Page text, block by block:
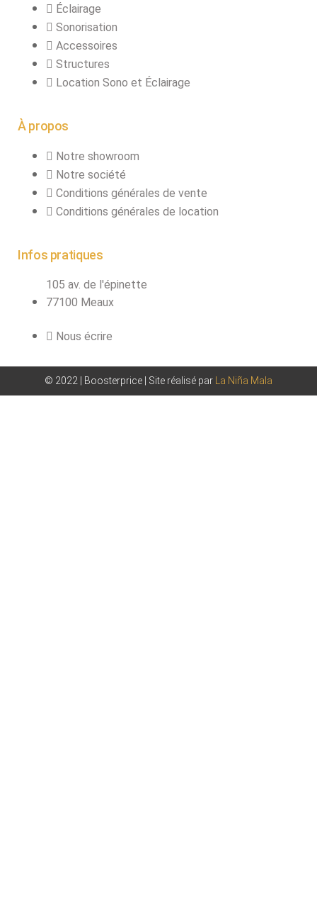
connecteurs
Structures, ponts
et pieds
Structure pro alu
X
Éclairage
Sonorisation
Accessoires
Structures
Location Sono et Éclairage
À propos
Notre showroom
Notre société
Conditions générales de vente
Conditions générales de location
Infos pratiques
105 av. de l'épinette
77100 Meaux
Nous écrire
© 2022 | Boosterprice | Site réalisé par La Niña Mala